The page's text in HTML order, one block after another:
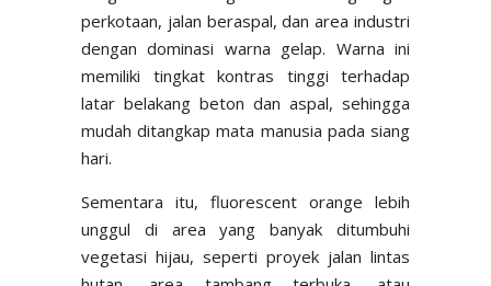
perkotaan, jalan beraspal, dan area industri
dengan dominasi warna gelap. Warna ini
memiliki tingkat kontras tinggi terhadap
latar belakang beton dan aspal, sehingga
mudah ditangkap mata manusia pada siang
hari.
Sementara itu, fluorescent orange lebih
unggul di area yang banyak ditumbuhi
vegetasi hijau, seperti proyek jalan lintas